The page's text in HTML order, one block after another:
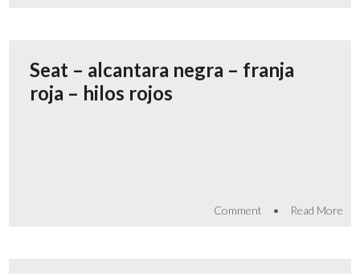
Seat – alcantara negra – franja
roja – hilos rojos
Comment • Read More